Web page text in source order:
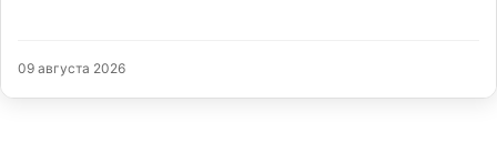
09 августа 2026